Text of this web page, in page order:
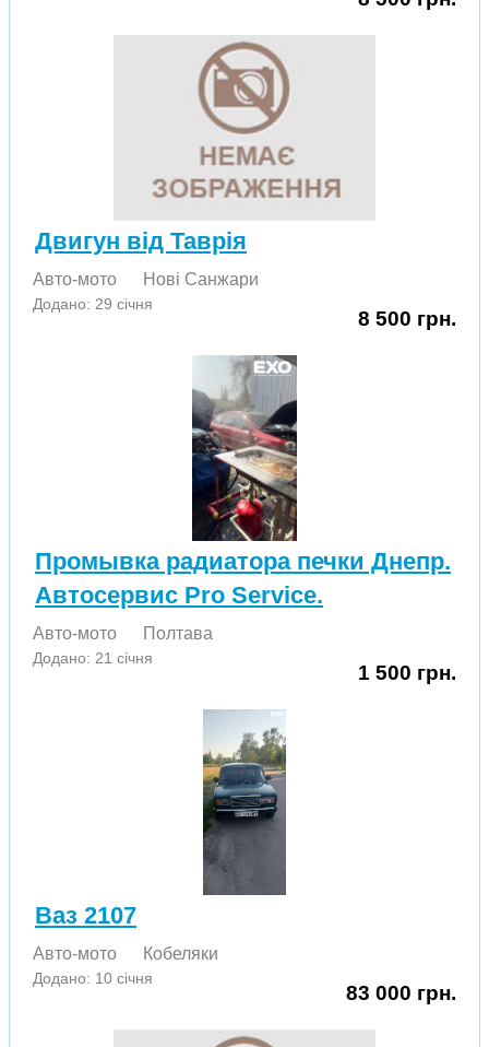
Двигун від Таврія
Авто-мото Нові Cанжари
Додано: 29 січня
8 500 грн.
Промывка радиатора печки Днепр.
Автосервис Pro Service.
Авто-мото Полтава
Додано: 21 січня
1 500 грн.
Ваз 2107
Авто-мото Кобеляки
Додано: 10 січня
83 000 грн.